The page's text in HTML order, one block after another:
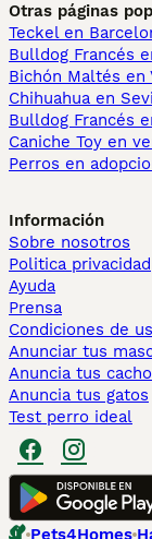
Otras páginas
Teckel en
Bulldog Francés
Bichón Maltés en
Chihuahua en
Bulldog Francés
Caniche Toy en
Perros en
Información
Sobre nosotros
Politica privacidad
Ayuda
Prensa
Condiciones de
Anunciar tus
Anuncia tus
Anuncia tus gatos
Test perro ideal